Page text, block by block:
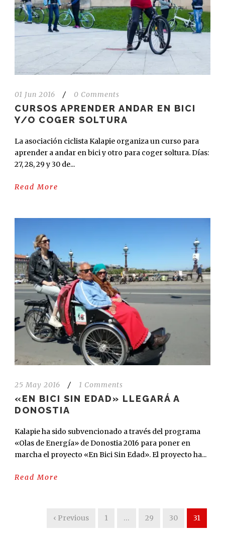
01 Jun 2016 / 0 Comments
CURSOS APRENDER ANDAR EN BICI
Y/O COGER SOLTURA
La asociación ciclista Kalapie organiza un curso para
aprender a andar en bici y otro para coger soltura. Días:
27, 28, 29 y 30 de...
Read More
25 May 2016 / 1 Comments
«EN BICI SIN EDAD» LLEGARÁ A
DONOSTIA
Kalapie ha sido subvencionado a través del programa
«Olas de Energía» de Donostia 2016 para poner en
marcha el proyecto «En Bici Sin Edad». El proyecto ha...
Read More
‹ Previous 1 … 29 30 31